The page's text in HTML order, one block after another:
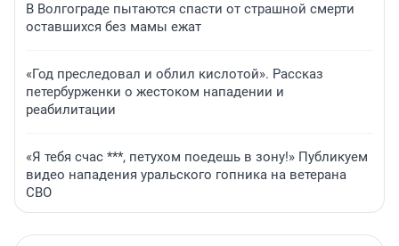
В Волгограде пытаются спасти от страшной смерти
оставшихся без мамы ежат
«Год преследовал и облил кислотой». Рассказ
петербурженки о жестоком нападении и
реабилитации
«Я тебя счас ***, петухом поедешь в зону!» Публикуем
видео нападения уральского гопника на ветерана
СВО